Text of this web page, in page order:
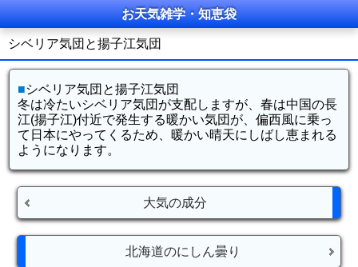
お天気雑学・知恵袋
シベリア気団と揚子江気団
■シベリア気団と揚子江気団
冬は冷たいシベリア気団が支配しますが、春は中国の長
江(揚子江)付近で発生する暖かい気団が、偏西風に乗っ
て日本にやってくるため、暖かい晴天にしばし恵まれる
ようになります。
大気の成分
北海道のにしん曇り